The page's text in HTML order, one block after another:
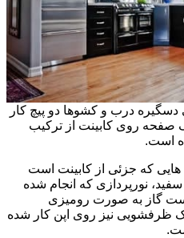
دسگیره درب و کشوها دو پیچ کار
صفحه روی کابینت از ترکیب
است.
هایی که جزئی از کابینت است
نورپردازی که انجام شده
گاز به صورت رومیزی
ظرفشویی نیز روی اپن کار شده